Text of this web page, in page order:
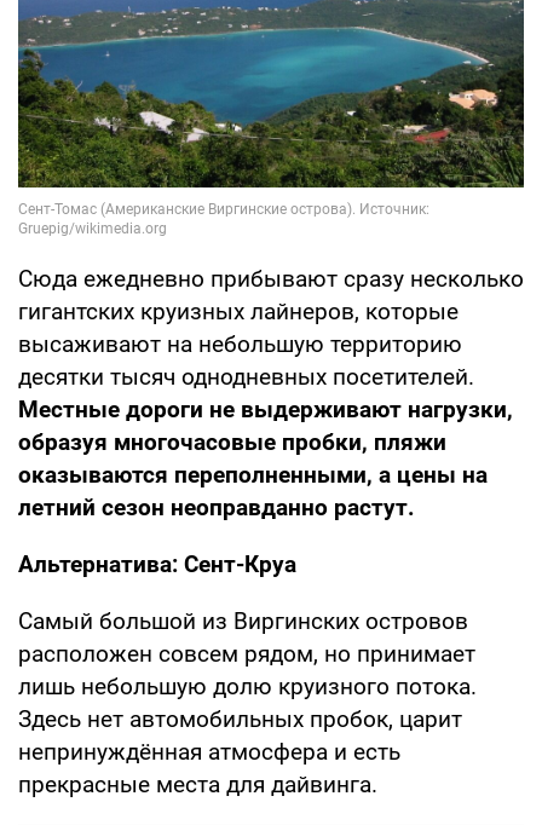
Сюда ежедневно прибывают сразу несколько
гигантских круизных лайнеров, которые
высаживают на небольшую территорию
десятки тысяч однодневных посетителей.
Местные дороги не выдерживают нагрузки,
образуя многочасовые пробки, пляжи
оказываются переполненными, а цены на
летний сезон неоправданно растут.
Альтернатива: Сент-Круа
Самый большой из Виргинских островов
расположен совсем рядом, но принимает
лишь небольшую долю круизного потока.
Здесь нет автомобильных пробок, царит
непринуждённая атмосфера и есть
прекрасные места для дайвинга.